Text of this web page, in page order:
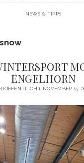
NEWS & TIPPS
snow
ENGELHORN
NOVEMBER 15,